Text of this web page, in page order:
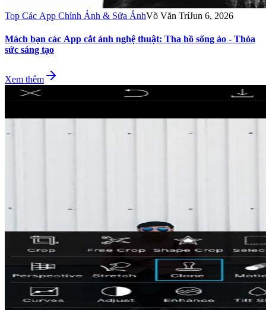
Top Các App Chỉnh Ảnh & Sửa ẢnhVõ Văn TríJun 6, 2026
Mách bạn các App cắt ảnh nghệ thuật: Tha hồ sống ảo - Thỏa
sức sáng tạo
Xem thêm